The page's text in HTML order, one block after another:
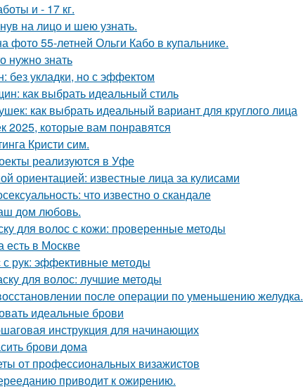
и - 17 кг.
на лицо и шею узнать.
фото 55-летней Ольги Кабо в купальнике.
нужно знать
без укладки, но с эффектом
как выбрать идеальный стиль
как выбрать идеальный вариант для круглого лица
2025, которые вам понравятся
Кристи сим.
реализуются в Уфе
ориентацией: известные лица за кулисами
что известно о скандале
дом любовь.
для волос с кожи: проверенные методы
есть в Москве
с рук: эффективные методы
для волос: лучшие методы
после операции по уменьшению желудка.
идеальные брови
инструкция для начинающих
брови дома
от профессиональных визажистов
приводит к ожирению.